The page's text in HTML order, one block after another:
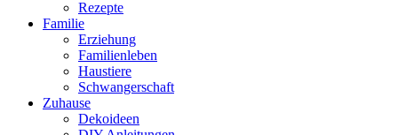
Rezepte
Familie
Erziehung
Familienleben
Haustiere
Schwangerschaft
Zuhause
Dekoideen